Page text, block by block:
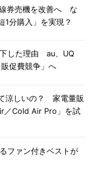
券売機を改善へ な
1分購入」を実現？
した理由 au、UQ
促費競争」へ
涼しいの？ 家電量販
／Cold Air Pro」を試
ファン付きベストが